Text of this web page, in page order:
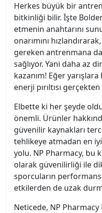
Herkes büyük bir
bitkinliği bilir. İşte
etmenin anahtarını
onarımını
gereken antrenmana
sağlıyor. Yani daha az
kazanım! Eğer
enerji pırıltısı
Elbette ki her şeyde
önemli. Ürünler
güvenilir kaynakları
tehlikeye atmadan en
yolu. NP Pharmacy, bu
olarak güvenilirliği ile
sporcuların
etkilerden de uzak
Neticede, NP